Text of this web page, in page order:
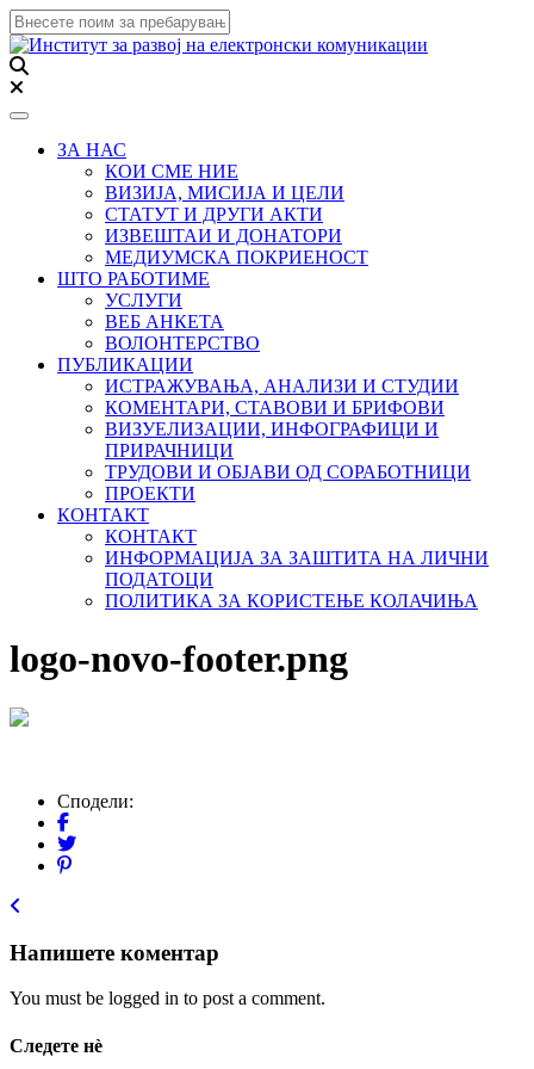
Toggle navigation
ЗА НАС
КОИ СМЕ НИЕ
ВИЗИЈА, МИСИЈА И ЦЕЛИ
СТАТУТ И ДРУГИ АКТИ
ИЗВЕШТАИ И ДОНАТОРИ
МЕДИУМСКА ПОКРИЕНОСТ
ШТО РАБОТИМЕ
УСЛУГИ
ВЕБ АНКЕТА
ВОЛОНТЕРСТВО
ПУБЛИКАЦИИ
ИСТРАЖУВАЊА, АНАЛИЗИ И СТУДИИ
КОМЕНТАРИ, СТАВОВИ И БРИФОВИ
ВИЗУЕЛИЗАЦИИ, ИНФОГРАФИЦИ И
ПРИРАЧНИЦИ
ТРУДОВИ И ОБЈАВИ ОД СОРАБОТНИЦИ
ПРОЕКТИ
КОНТАКТ
КОНТАКТ
ИНФОРМАЦИЈА ЗА ЗАШТИТА НА ЛИЧНИ
ПОДАТОЦИ
ПОЛИТИКА ЗА КОРИСТЕЊЕ КОЛАЧИЊА
logo-novo-footer.png
Сподели:
Напишете коментар
You must be logged in to post a comment.
Следете нѐ